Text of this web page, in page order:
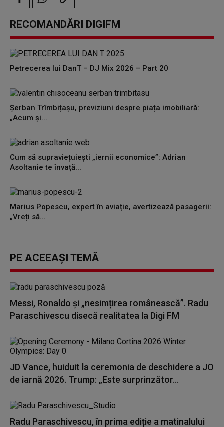
RECOMANDĂRI DIGIFM
Petrecerea lui DanT – DJ Mix 2026 – Part 20
Șerban Trîmbițașu, previziuni despre piața imobiliară:
„Acum și...
Cum să supraviețuiești „iernii economice”: Adrian
Asoltanie te învață...
Marius Popescu, expert în aviație, avertizează pasagerii:
„Vreți să...
PE ACEEAȘI TEMĂ
Messi, Ronaldo și „nesimțirea românească”. Radu
Paraschivescu disecă realitatea la Digi FM
JD Vance, huiduit la ceremonia de deschidere a JO
de iarnă 2026. Trump: „Este surprinzător...
Radu Paraschivescu, în prima ediție a matinalului